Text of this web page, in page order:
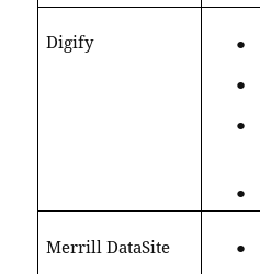
Digify ●
●
●
●
Merrill DataSite ●